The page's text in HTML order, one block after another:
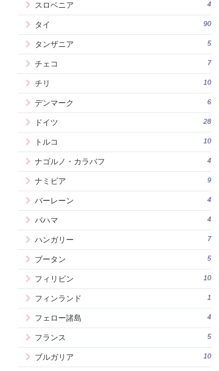
スロベニア 4
タイ 90
タンザニア 5
チェコ 7
チリ 10
デンマーク 6
ドイツ 28
トルコ 10
ナゴルノ・カラバフ 4
ナミビア 9
バーレーン 4
バハマ 4
ハンガリー 7
ブータン 5
フィリピン 10
フィンランド 1
フェロー諸島 4
フランス 5
ブルガリア 10